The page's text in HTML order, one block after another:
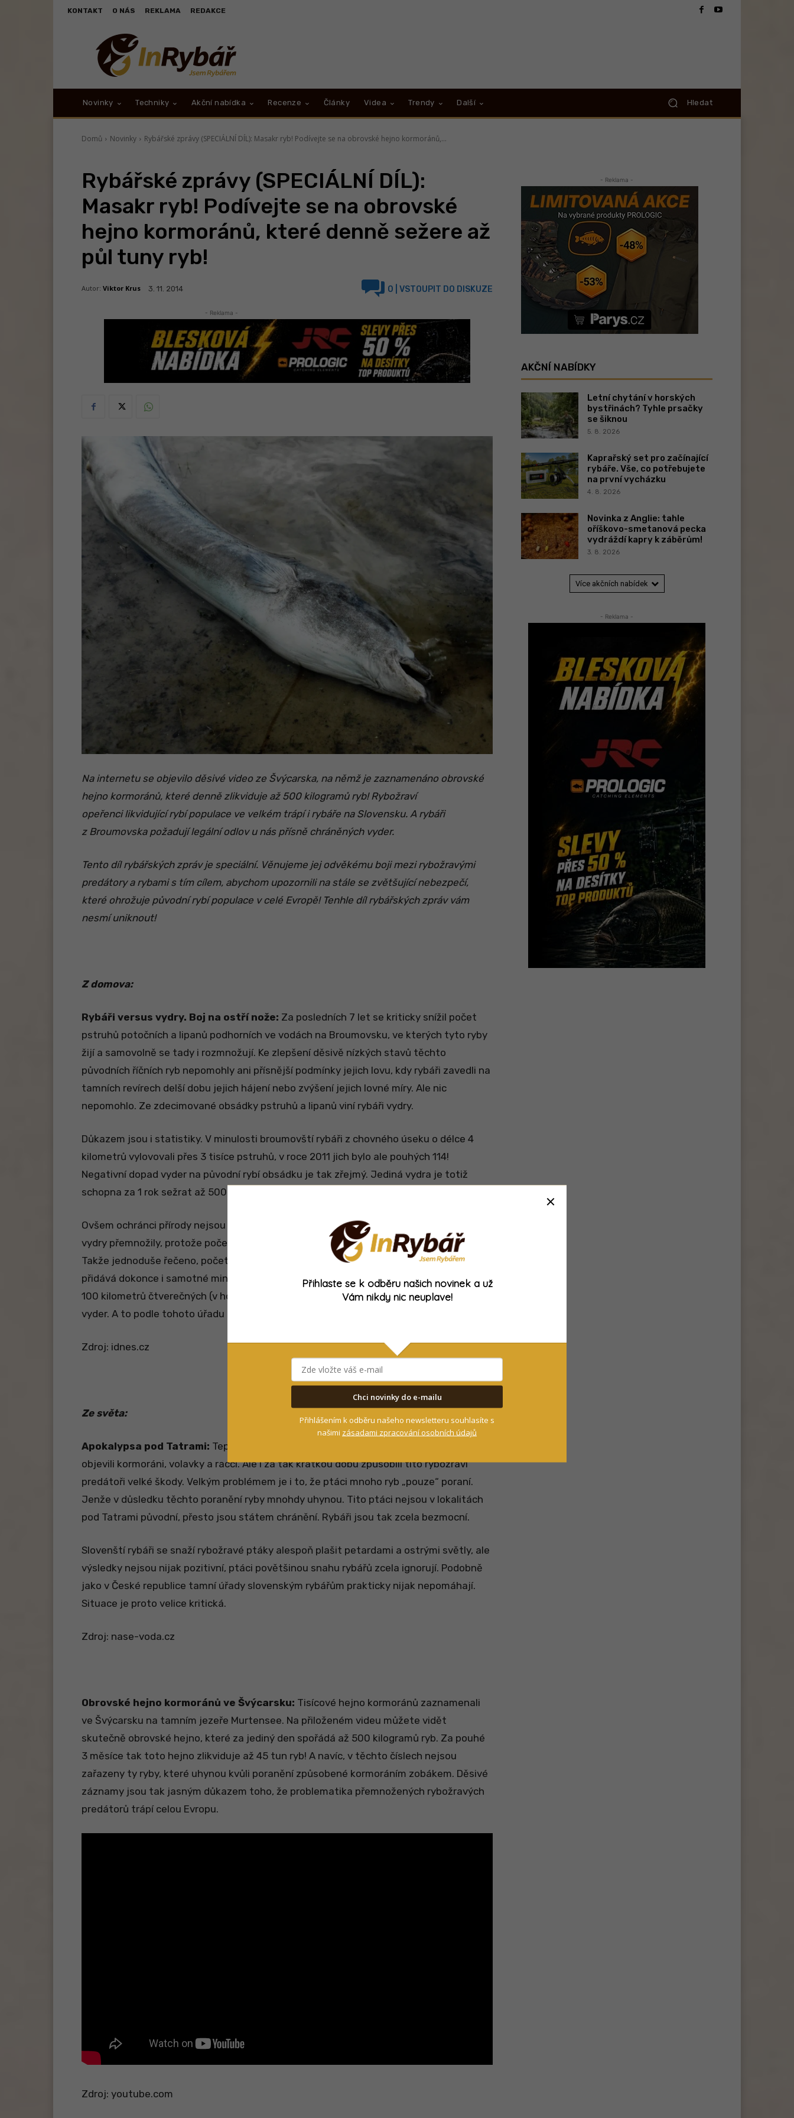
KONTAKT O NÁS REKLAMA REDAKCE
Novinky Techniky Akční nabídka Recenze Články Videa Trendy Další Hledat
Domů Novinky Rybářské zprávy (SPECIÁLNÍ DÍL): Masakr ryb! Podívejte se na obrovské hejno kormoránů,...
Rybářské zprávy (SPECIÁLNÍ DÍL):
Masakr ryb! Podívejte se na obrovské
hejno kormoránů, které denně sežere až
půl tuny ryb!
Autor: Viktor Krus 3. 11. 2014 0 | VSTOUPIT DO DISKUZE
- Reklama -
Na internetu se objevilo děsivé video ze Švýcarska, na němž je zaznamenáno obrovské
hejno kormoránů, které denně zlikviduje až 500 kilogramů ryb! Rybožraví
opeřenci likvidující rybí populace ve velkém trápí i rybáře na Slovensku. A rybáři
z Broumovska požadují legální odlov u nás přísně chráněných vyder.
Tento díl rybářských zpráv je speciální. Věnujeme jej odvěkému boji mezi rybožravými
predátory a rybami s tím cílem, abychom upozornili na stále se zvětšující nebezpečí,
které ohrožuje původní rybí populace v celé Evropě! Tenhle díl rybářských zpráv vám
nesmí uniknout!
Z domova:
Rybáři versus vydry. Boj na ostří nože: Za posledních 7 let se kriticky snížil počet
pstruhů potočních a lipanů podhorních ve vodách na Broumovsku, ve kterých tyto ryby
žijí a samovolně se tady i rozmnožují. Ke zlepšení děsivě nízkých stavů těchto
původních říčních ryb nepomohly ani přísnější podmínky jejich lovu, kdy rybáři zavedli na
tamních revírech delší dobu jejich hájení nebo zvýšení jejich lovné míry. Ale nic
nepomohlo. Ze zdecimované obsádky pstruhů a lipanů viní rybáři vydry.
Důkazem jsou i statistiky. V minulosti broumovští rybáři z chovného úseku o délce 4
kilometrů vylovovali přes 3 tisíce pstruhů, v roce 2011 jich bylo ale pouhých 114!
Negativní dopad vyder na původní rybí obsádku je tak zřejmý. Jediná vydra je totiž
schopna za 1 rok sežrat až 500 kilogramů ryb!
Ovšem ochránci přírody nejsou znepokojení. Podle jejich závěrů není možné, aby se
vydry přemnožily, protože počet jejich mláďat se odvíjí od množství ulovených ryb.
Takže jednoduše řečeno, počet vyder závisí na počtu ryb. Na stranu ochránců se
přidává dokonce i samotné ministerstvo životního prostředí, které tvrdí, že na ploše
100 kilometrů čtverečných (v horských a podhorských lokalitách) žije maximálně 5
vyder. A to podle tohoto úřadu nemůže rybí populace nijak výrazně narušit.
Zdroj: idnes.cz
Ze světa:
Apokalypsa pod Tatrami: Teprve před 5 lety se v lokalitách pod Vysokými Tatrami
objevili kormoráni, volavky a racci. Ale i za tak krátkou dobu způsobili tito rybožraví
predátoři velké škody. Velkým problémem je i to, že ptáci mnoho ryb „pouze“ poraní.
Jenže v důsledku těchto poranění ryby mnohdy uhynou. Tito ptáci nejsou v lokalitách
pod Tatrami původní, přesto jsou státem chránění. Rybáři jsou tak zcela bezmocní.
Slovenští rybáři se snaží rybožravé ptáky alespoň plašit petardami a ostrými světly, ale
výsledky nejsou nijak pozitivní, ptáci povětšinou snahu rybářů zcela ignorují. Podobně
jako v České republice tamní úřady slovenským rybářům prakticky nijak nepomáhají.
Situace je proto velice kritická.
Zdroj: nase-voda.cz
Obrovské hejno kormoránů ve Švýcarsku: Tisícové hejno kormoránů zaznamenali
ve Švýcarsku na tamním jezeře Murtensee. Na přiloženém videu můžete vidět
skutečně obrovské hejno, které za jediný den spořádá až 500 kilogramů ryb. Za pouhé
3 měsíce tak toto hejno zlikviduje až 45 tun ryb! A navíc, v těchto číslech nejsou
zařazeny ty ryby, které uhynou kvůli poranění způsobené kormoráním zobákem. Děsivé
záznamy jsou tak jasným důkazem toho, že problematika přemnožených rybožravých
predátorů trápí celou Evropu.
Zdroj: youtube.com
- Reklama -
AKČNÍ NABÍDKY
Letní chytání v horských
bystřinách? Tyhle prsačky
se šiknou
5. 8. 2026
Kaprařský set pro začínající
rybáře. Vše, co potřebujete
na první vycházku
4. 8. 2026
Novinka z Anglie: tahle
oříškovo-smetanová pecka
vydráždí kapry k záběrům!
3. 8. 2026
Více akčních nabídek
- Reklama -
Přihlaste se k odběru našich novinek a už
Vám nikdy nic neuplave!
Chci novinky do e-mailu
Přihlášením k odběru našeho newsletteru souhlasíte s
našimi zásadami zpracování osobních údajů